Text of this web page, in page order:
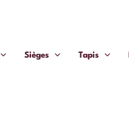
Sièges Tapis